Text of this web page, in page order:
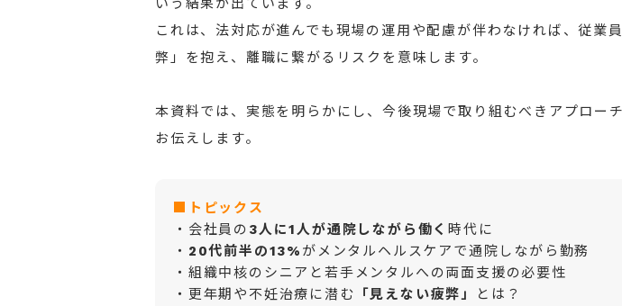
いう結果が出ています。
これは、法対応が進んでも現場の運用や配慮が伴わなければ、従業
弊」を抱え、離職に繋がるリスクを意味します。
本資料では、実態を明らかにし、今後現場で取り組むべきアプロー
お伝えします。
■トピックス
・会社員の 3人に1人が通院しながら働く時代に
・ 20代前半の13% がメンタルヘルスケアで通院しながら勤務
・組織中核のシニアと若手メンタルへの両面支援の必要性
・更年期や不妊治療に潜む 「見えない疲弊」 とは？